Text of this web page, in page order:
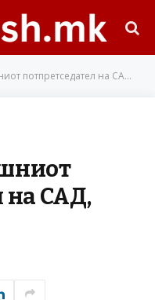
на САД, Дик Чејни
на САД,